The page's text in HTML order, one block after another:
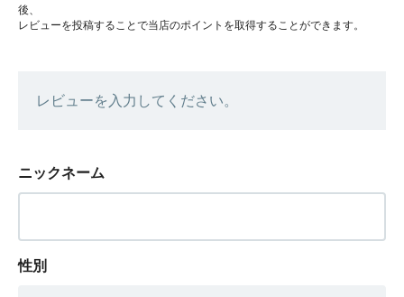
後、
レビューを投稿することで当店のポイントを取得することができます。
レビューを入力してください。
ニックネーム
性別